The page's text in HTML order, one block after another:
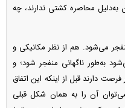
به‌دلیل محاصره کشتی ندارند، چه
می‌شود. هم از نظر مکانیکی و
به‌طور ناگهانی منفجر شود؛ و
فقط حدود ۳ روز دیگر فرصت دارند قبل از اینکه این اتفاق
آن را به همان شکل قبلی